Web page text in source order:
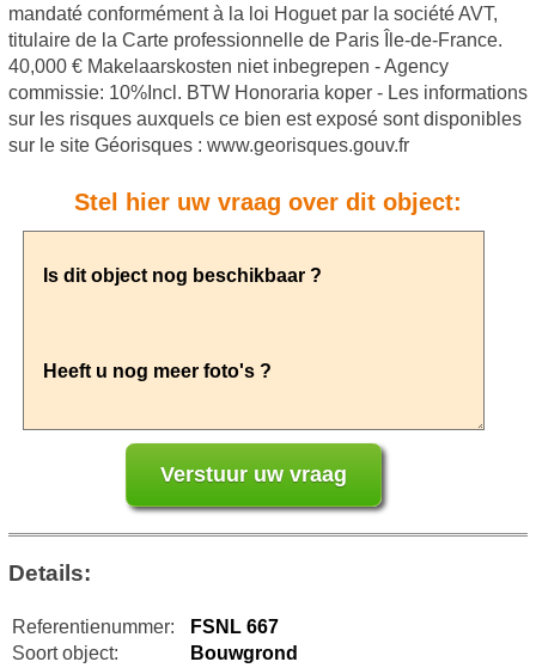
mandaté conformément à la loi Hoguet par la société AVT,
titulaire de la Carte professionnelle de Paris Île-de-France.
40,000 € Makelaarskosten niet inbegrepen - Agency
commissie: 10%Incl. BTW Honoraria koper - Les informations
sur les risques auxquels ce bien est exposé sont disponibles
sur le site Géorisques : www.georisques.gouv.fr
Stel hier uw vraag over dit object:
Details:
Referentienummer:
FSNL 667
Soort object:
Bouwgrond